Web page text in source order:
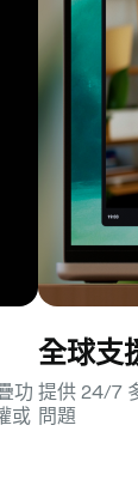
功
或
全球支
提供 24/7
問題